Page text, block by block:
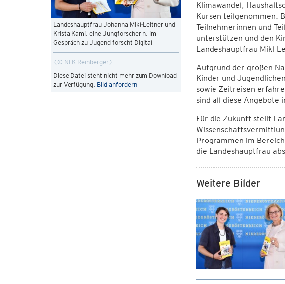
Landeshauptfrau Johanna Mikl-Leitner und
Krista Kami, eine Jungforscherin, im
Gespräch zu Jugend forscht Digital
© NLK Reinberger
Diese Datei steht nicht mehr zum Download
zur Verfügung. Bild anfordern
Klimawandel,
Kursen teilgenommen.
Teilnehmerinnen und
unterstützen und den
Landeshauptfrau Mikl-
Aufgrund der großen
Kinder und
sowie Zeitreisen
sind all diese Angebote
Für die Zukunft stellt
Programmen im
die Landeshauptfrau
Weitere Bilder